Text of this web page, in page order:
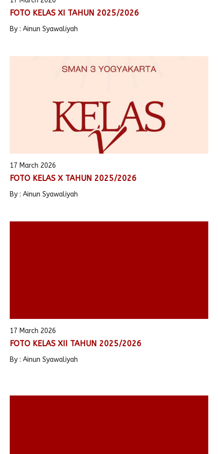
Antologi Puisi 1
Antologi Puisi 2
Antologi Puisi 4
Kegiatan Kemitraan
Penbes 2026
Alumni
FOTO KELAS XI TAHUN 2025/2026
By : Ainun Syawaliyah
17 March 2026
FOTO KELAS X TAHUN 2025/2026
By : Ainun Syawaliyah
17 March 2026
FOTO KELAS XII TAHUN 2025/2026
By : Ainun Syawaliyah